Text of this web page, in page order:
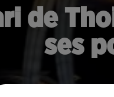
de
ses
de Thoiry